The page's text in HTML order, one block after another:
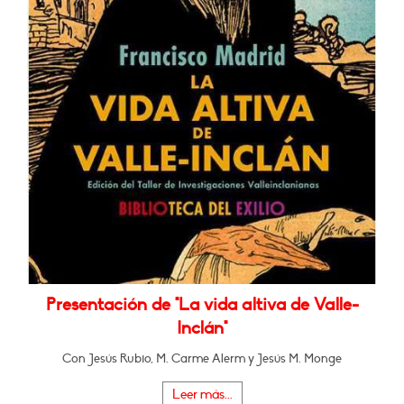
Presentación de "La vida altiva de Valle-
Inclán"
Con Jesús Rubio, M. Carme Alerm y Jesús M. Monge
Leer más...